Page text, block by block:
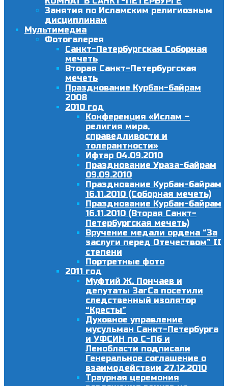
Занятия по Исламским религиозным
дисциплинам
Мультимедиа
Фотогалерея
Санкт-Петербургская Соборная
мечеть
Вторая Санкт-Петербургская
мечеть
Празднование Курбан-байрам
2008
2010 год
Конференция «Ислам –
религия мира,
справедливости и
толерантности»
Ифтар 04.09.2010
Празднование Ураза-байрам
09.09.2010
Празднование Курбан-байрам
16.11.2010 (Соборная мечеть)
Празднование Курбан-байрам
16.11.2010 (Вторая Санкт-
Петербургская мечеть)
Вручение медали ордена “За
заслуги перед Отечеством” II
степени
Портретные фото
2011 год
Муфтий Ж. Пончаев и
депутаты ЗагСа посетили
следственный изолятор
“Кресты”
Духовное управление
мусульман Санкт-Петербурга
и УФСИН по С-Пб и
Ленобласти подписали
Генеральное соглашение о
взаимодействии 27.12.2010
Траурная церемония